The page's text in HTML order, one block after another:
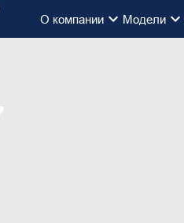
О компании Модели